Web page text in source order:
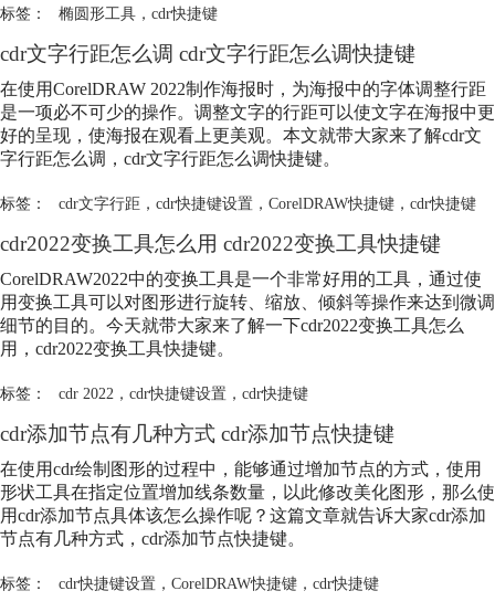
标签： 椭圆形工具， cdr快捷键
cdr文字行距怎么调 cdr文字行距怎么调快捷键
在使用CorelDRAW 2022制作海报时，为海报中的字体调整行距
是一项必不可少的操作。调整文字的行距可以使文字在海报中更
好的呈现，使海报在观看上更美观。本文就带大家来了解cdr文
字行距怎么调，cdr文字行距怎么调快捷键。
标签： cdr文字行距， cdr快捷键设置， CorelDRAW快捷键， cdr快捷键
cdr2022变换工具怎么用 cdr2022变换工具快捷键
CorelDRAW2022中的变换工具是一个非常好用的工具，通过使
用变换工具可以对图形进行旋转、缩放、倾斜等操作来达到微调
细节的目的。今天就带大家来了解一下cdr2022变换工具怎么
用，cdr2022变换工具快捷键。
标签： cdr 2022 ， cdr快捷键设置， cdr快捷键
cdr添加节点有几种方式 cdr添加节点快捷键
在使用cdr绘制图形的过程中，能够通过增加节点的方式，使用
形状工具在指定位置增加线条数量，以此修改美化图形，那么使
用cdr添加节点具体该怎么操作呢？这篇文章就告诉大家cdr添加
节点有几种方式，cdr添加节点快捷键。
标签： cdr快捷键设置， CorelDRAW快捷键， cdr快捷键